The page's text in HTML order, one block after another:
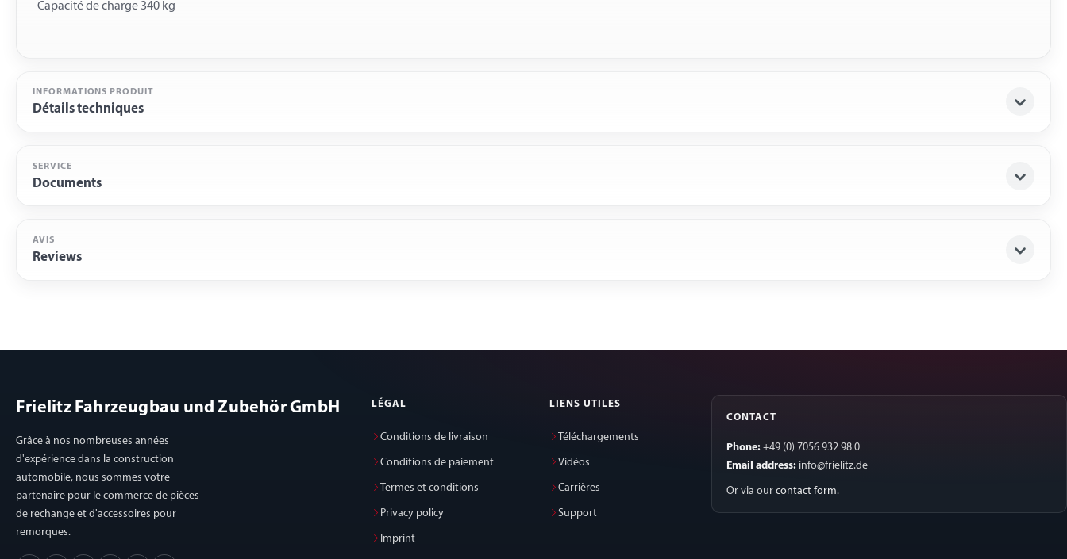
INFORMATIONS PRODUIT
Détails techniques
SERVICE
Documents
AVIS
Reviews
Frielitz Fahrzeugbau und Zubehör GmbH
Grâce à nos nombreuses années
d'expérience dans la construction
automobile, nous sommes votre
partenaire pour le commerce de pièces
de rechange et d'accessoires pour
remorques.
LÉGAL
Conditions de livraison
Conditions de paiement
Termes et conditions
Privacy policy
Imprint
LIENS UTILES
Téléchargements
Vidéos
Carrières
Support
CONTACT
Phone: +49 (0) 7056 932 98 0
Email address: info@frielitz.de
Or via our contact form.